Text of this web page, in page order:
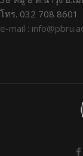
โทร. 032 708 8601
e-mail :